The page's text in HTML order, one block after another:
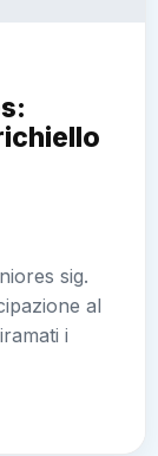
sig.
al
i